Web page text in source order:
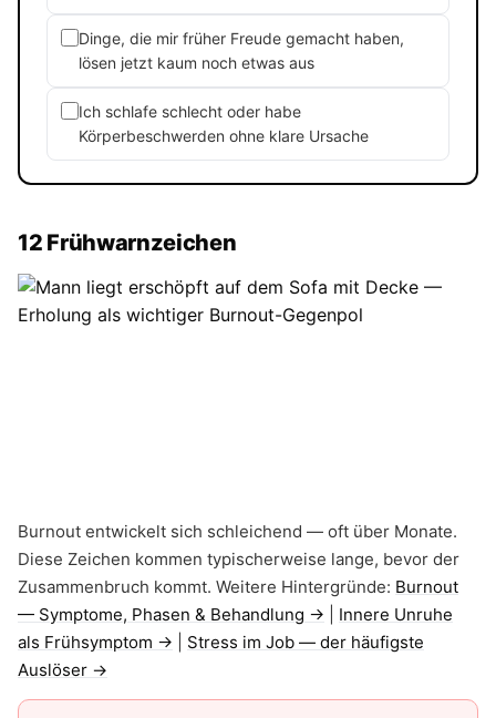
Dinge, die mir früher Freude gemacht haben,
lösen jetzt kaum noch etwas aus
Ich schlafe schlecht oder habe
Körperbeschwerden ohne klare Ursache
12 Frühwarnzeichen
Burnout entwickelt sich schleichend — oft über Monate.
Diese Zeichen kommen typischerweise lange, bevor der
Zusammenbruch kommt. Weitere Hintergründe: Burnout
— Symptome, Phasen & Behandlung →
Innere Unruhe
als Frühsymptom →
Stress im Job — der häufigste
Auslöser →